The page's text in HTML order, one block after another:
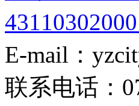
E-mail：
联系电话：